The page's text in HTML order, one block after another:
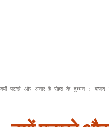
क्यों पटाखे और अनार है सेहत के दुश्मन : बारूद से